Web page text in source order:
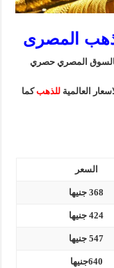
المصرى
بالسوق المصري حصري
العالمية للذهبكما
السعر
368 جنيها
424 جنيها
547 جنيها
640جنيها